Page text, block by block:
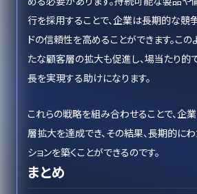
行を採用することで、企業は長期的な競
ドの信頼性を高めることができます。この
たな顧客層の拡大も促進し、場当たり的
長を実現する助けになります。
これらの戦略を組み合わせることで、企
層拡大を達成でき、その結果、長期的に
ションを築くことができるのです。
まとめ